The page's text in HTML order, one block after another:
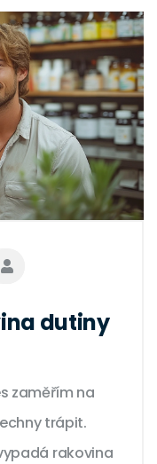
dutiny
zaměřím na
trápit.
rakovina